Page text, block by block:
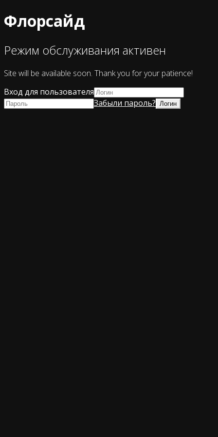
Флорсайд
Режим обслуживания активен
Site will be available soon. Thank you for your patience!
Вход для пользователя
Забыли пароль?